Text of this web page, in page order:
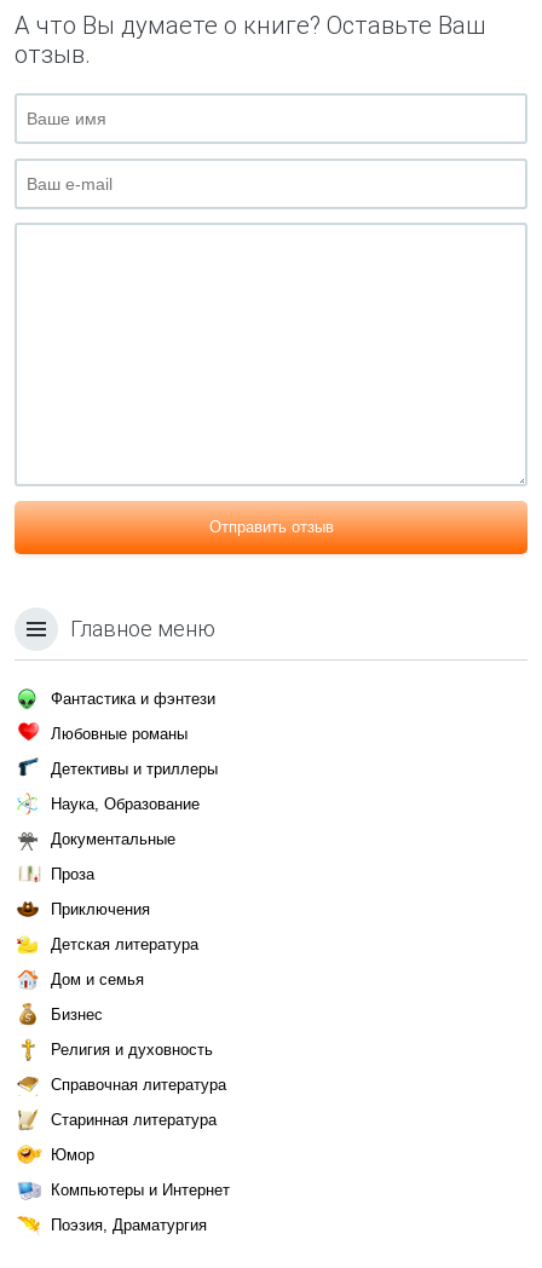
А что Вы думаете о книге? Оставьте Ваш
отзыв.
Отправить отзыв
Главное меню
Фантастика и фэнтези
Любовные романы
Детективы и триллеры
Наука, Образование
Документальные
Проза
Приключения
Детская литература
Дом и семья
Бизнес
Религия и духовность
Справочная литература
Старинная литература
Юмор
Компьютеры и Интернет
Поэзия, Драматургия